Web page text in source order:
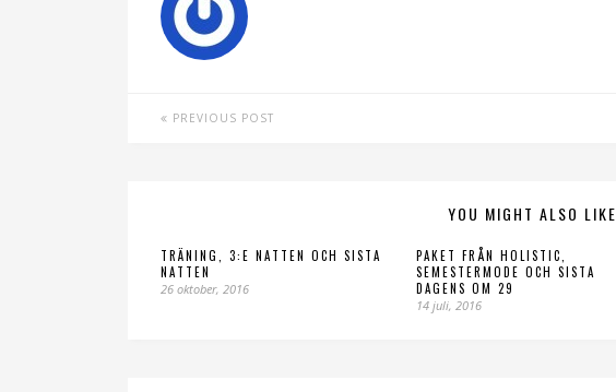
PREVIOUS POST
YOU MIGHT ALSO LIKE
TRÄNING, 3:E NATTEN OCH SISTA
NATTEN
26 oktober, 2016
PAKET FRÅN HOLISTIC,
SEMESTERMODE OCH SISTA
DAGENS OM 29
14 juli, 2016